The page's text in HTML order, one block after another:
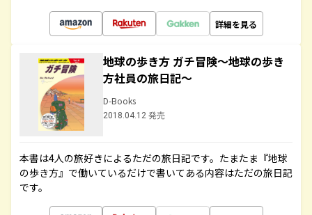
詳細を見る
地球の歩き方 ガチ冒険～地球の歩き
方社員の旅日記～
D-Books
2018.04.12 発売
本書は4人の旅好きによるただの旅日記です。たまたま『地球
の歩き方』で働いているだけで書いてある内容はただの旅日記
です。